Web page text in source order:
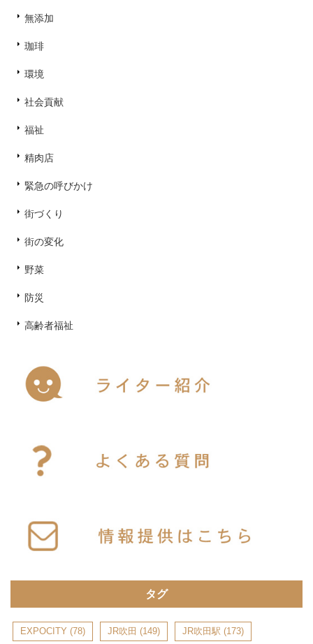
無添加
珈琲
環境
社会貢献
福祉
精肉店
緊急の呼びかけ
街づくり
街の変化
野菜
防災
高齢者福祉
タグ
EXPOCITY (78) JR吹田 (149) JR吹田駅 (173)